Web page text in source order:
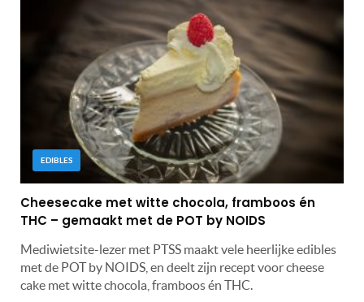
EDIBLES
Cheesecake met witte chocola, framboos én
THC – gemaakt met de POT by NOIDS
Mediwietsite-lezer met PTSS maakt vele heerlijke edibles
met de POT by NOIDS, en deelt zijn recept voor cheese
cake met witte chocola, framboos én THC.